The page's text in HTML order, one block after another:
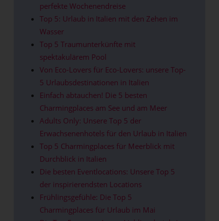
perfekte Wochenendreise
Top 5: Urlaub in Italien mit den Zehen im
Wasser
Top 5 Traumunterkünfte mit
spektakulärem Pool
Von Eco-Lovers für Eco-Lovers: unsere Top-
5 Urlaubsdestinationen in Italien
Einfach abtauchen! Die 5 besten
Charmingplaces am See und am Meer
Adults Only: Unsere Top 5 der
Erwachsenenhotels für den Urlaub in Italien
Top 5 Charmingplaces für Meerblick mit
Durchblick in Italien
Die besten Eventlocations: Unsere Top 5
der inspirierendsten Locations
Frühlingsgefühle: Die Top 5
Charmingplaces für Urlaub im Mai